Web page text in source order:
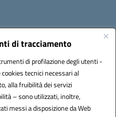
di tracciamento
di profilazione degli utenti -
tecnici necessari al
alla fruibilità dei servizi
– sono utilizzati, inoltre,
messi a disposizione da Web
PEC: